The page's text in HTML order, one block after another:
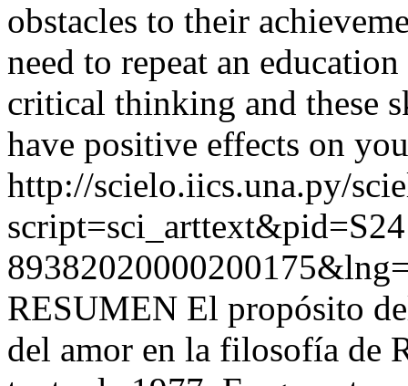
obstacles to their
need to repeat an
critical thinking and these
have positive effects on
http://scielo.iics.una.py/
RESUMEN El propósito
del amor en la filosofía de